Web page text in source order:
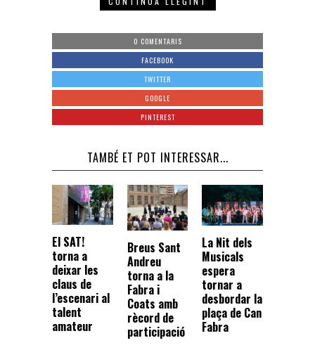
0 COMENTARIS
FACEBOOK
TWITTER
GOOGLE
PINTEREST
TAMBÉ ET POT INTERESSAR...
El SAT!
torna a
deixar les
claus de
l’escenari al
talent
amateur
Breus Sant
Andreu
torna a la
Fabra i
Coats amb
rècord de
participació
La Nit dels
Musicals
espera
tornar a
desbordar la
plaça de Can
Fabra